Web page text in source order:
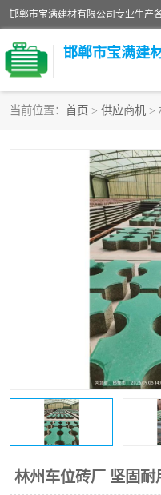
邯郸市宝满建
当前位置： 首页 > 供应商机 >
林州车位砖厂 坚固耐
花岗岩路岩石